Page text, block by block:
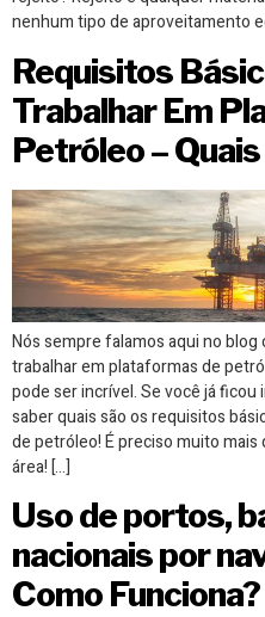
nenhum tipo de aproveitamento
Requisitos
Trabalhar Em
Petróleo –
Nós sempre falamos aqui no
trabalhar em plataformas de
pode ser incrível. Se você já ficou
saber quais são os requisitos
de petróleo! É preciso muito
área! […]
Uso de portos,
nacionais por
Como Funciona?